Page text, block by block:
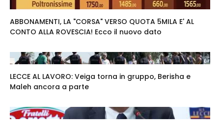
ABBONAMENTI, LA "CORSA" VERSO QUOTA 5MILA E' AL
CONTO ALLA ROVESCIA! Ecco il nuovo dato
LECCE AL LAVORO: Veiga torna in gruppo, Berisha e
Maleh ancora a parte